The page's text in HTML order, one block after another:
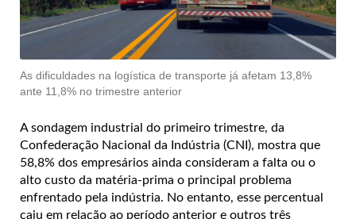
As dificuldades na logística de transporte já afetam 13,8%
ante 11,8% no trimestre anterior
A sondagem industrial do primeiro trimestre, da
Confederação Nacional da Indústria (CNI), mostra que
58,8% dos empresários ainda consideram a falta ou o
alto custo da matéria-prima o principal problema
enfrentado pela indústria. No entanto, esse percentual
caiu em relação ao período anterior e outros três